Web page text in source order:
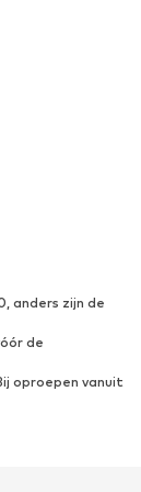
anders zijn de
de
oproepen vanuit